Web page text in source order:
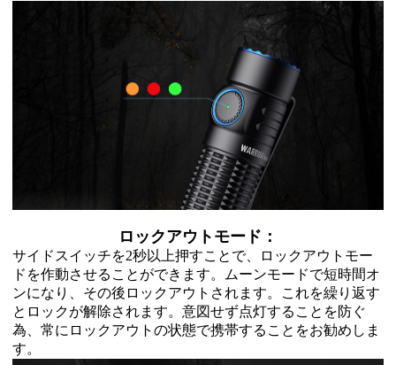
ロックアウトモード：
サイドスイッチを2秒以上押すことで、ロックアウトモー
ドを作動させることができます。ムーンモードで短時間オ
ンになり、その後ロックアウトされます。これを繰り返す
とロックが解除されます。意図せず点灯することを防ぐ
為、常にロックアウトの状態で携帯することをお勧めしま
す。